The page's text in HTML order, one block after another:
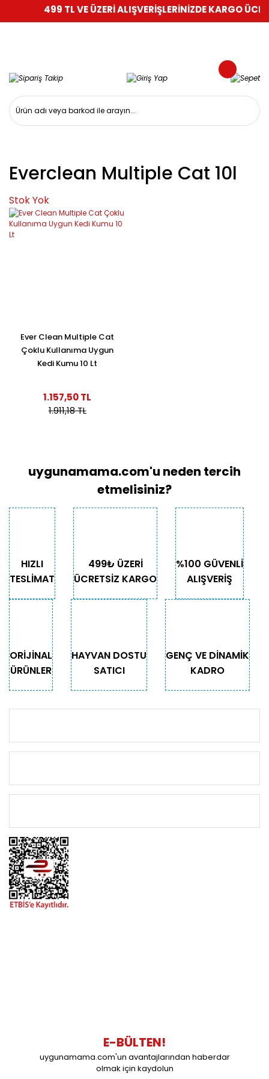
499 TL VE ÜZERİ ALIŞVERİŞLERİNİZDE KARGO
Everclean Multiple Cat 10l
Stok Yok
Ever Clean Multiple Cat
Çoklu Kullanıma Uygun
Kedi Kumu 10 Lt
1.157,50 TL
1.911,18 TL
uygunamama.com'u neden tercih
etmelisiniz?
HIZLI
TESLİMAT
499₺ ÜZERİ
ÜCRETSİZ KARGO
%100 GÜVENLİ
ALIŞVERİŞ
ORİJİNAL
ÜRÜNLER
HAYVAN DOSTU
SATICI
GENÇ VE DİNAMİK
KADRO
E-BÜLTEN!
uygunamama.com'un avantajlarından haberdar
olmak için kaydolun